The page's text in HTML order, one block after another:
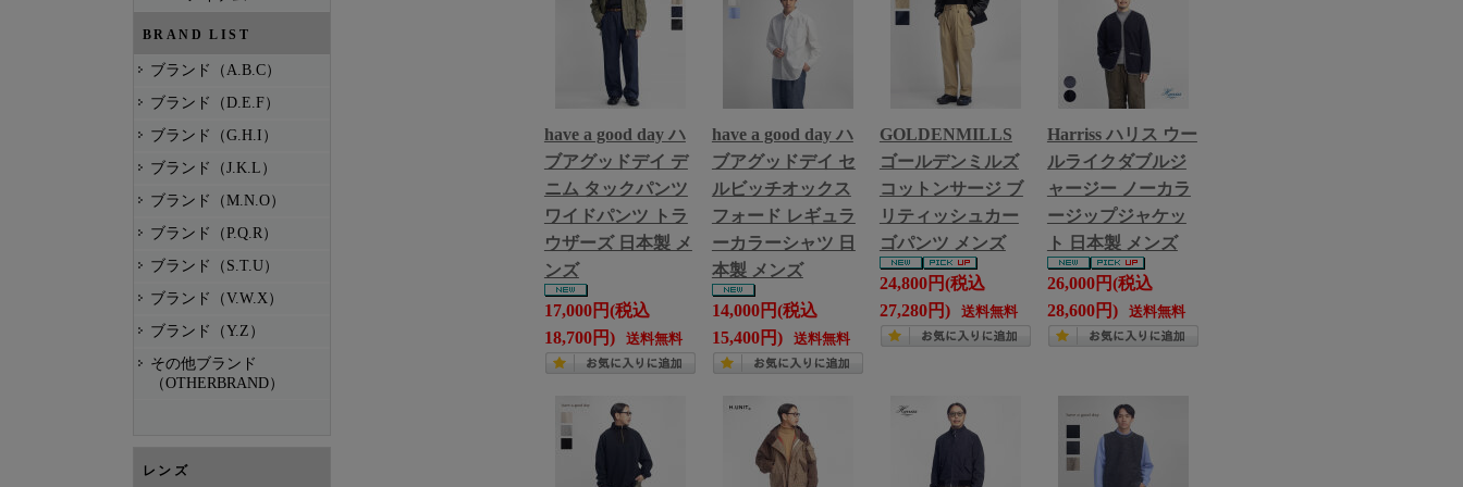
BRAND LIST
ブランド（A.B.C）
ブランド（D.E.F）
ブランド（G.H.I）
ブランド（J.K.L）
ブランド（M.N.O）
ブランド（P.Q.R）
ブランド（S.T.U）
ブランド（V.W.X）
ブランド（Y.Z）
その他ブランド
（OTHERBRAND）
レンズ
have a good day ハ
ブアグッドデイ デ
ニム タックパンツ
ワイドパンツ トラ
ウザーズ 日本製 メ
ンズ
17,000円(税込
18,700円)
送料無料
have a good day ハ
ブアグッドデイ セ
ルビッチオックス
フォード レギュラ
ーカラーシャツ 日
本製 メンズ
14,000円(税込
15,400円)
送料無料
GOLDENMILLS
ゴールデンミルズ
コットンサージ ブ
リティッシュカー
ゴパンツ メンズ
24,800円(税込
27,280円)
送料無料
Harriss ハリス ウー
ルライクダブルジ
ャージー ノーカラ
ージップジャケッ
ト 日本製 メンズ
26,000円(税込
28,600円)
送料無料